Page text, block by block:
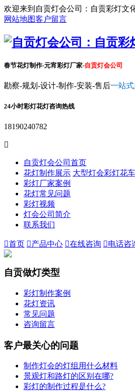
欢迎来到自贡灯会公司：自贡彩灯文
网站地图客户留言
春节花灯制作-元宵彩灯厂家-自贡灯会公司
勘察-规划-设计-制作-安装-售后一站
24小时彩灯花灯咨询热线
18190240782

自贡灯会公司首页
花灯制作展示 大型灯会彩灯花
彩灯厂家案例
花灯常见问题
彩灯视频
灯会公司简介
联系我们
首页 产品中心 在线咨询 电话咨
自贡做灯类型
彩灯制作案例
花灯资讯
常见问题
咨询留言
客户最关心的问题
制作灯会的灯组用什么材料
景观灯和路灯的区别在哪?
彩灯的制作过程是什么?